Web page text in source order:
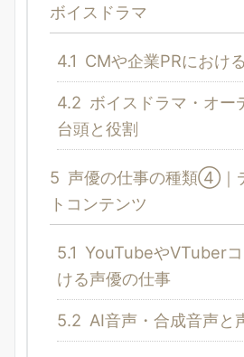
ボイスドラマ
4.1 CMや企業PRにおけ
4.2 ボイスドラマ・オー
台頭と役割
5 声優の仕事の種類④｜
トコンテンツ
5.1 YouTubeやVTuber
ける声優の仕事
5.2 AI音声・合成音声と